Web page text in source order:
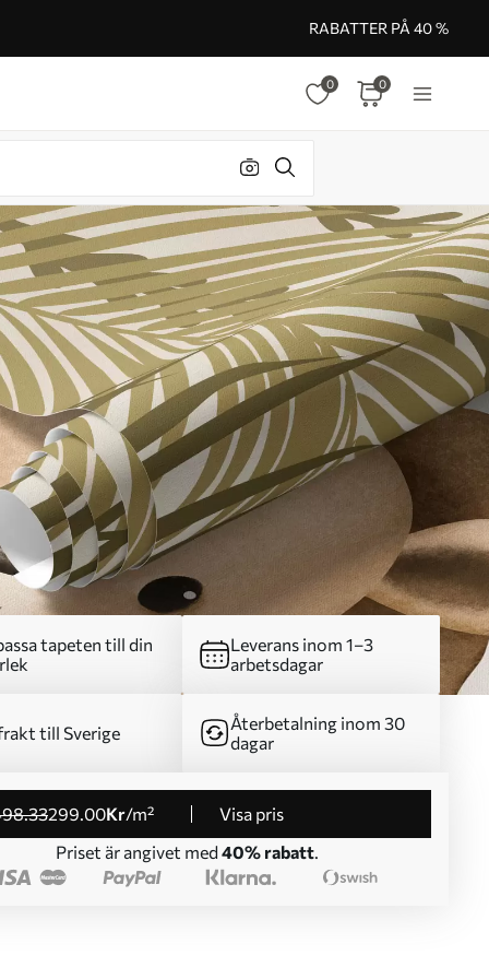
RABATTER PÅ 40 %
0 0
tapeten till din
Leverans inom 1–3
arbetsdagar
till Sverige
Återbetalning inom 30
dagar
.33299.00Kr/m²
Visa pris
Priset är angivet med 40% rabatt.